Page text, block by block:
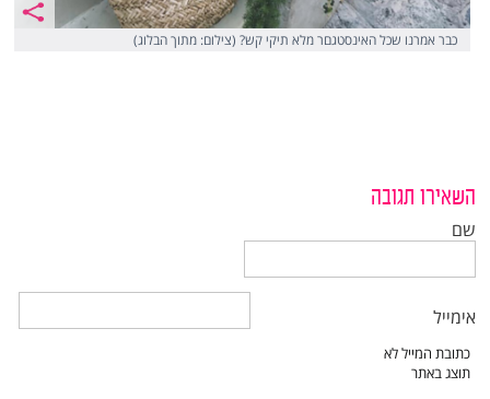
כבר אמרנו שכל האינסטגםר מלא תיקי קש? (צילום: מתוך הבלוג)
השאירו תגובה
שם
אימייל